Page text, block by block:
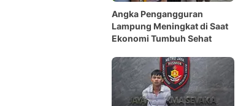
Angka Pengangguran
Lampung Meningkat di Saat
Ekonomi Tumbuh Sehat